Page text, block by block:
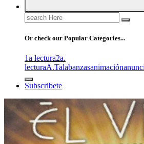
Search
for:
Or check our Popular Categories...
1a lectura2a.
lecturaA.Talabanzasanimación
Subscribete